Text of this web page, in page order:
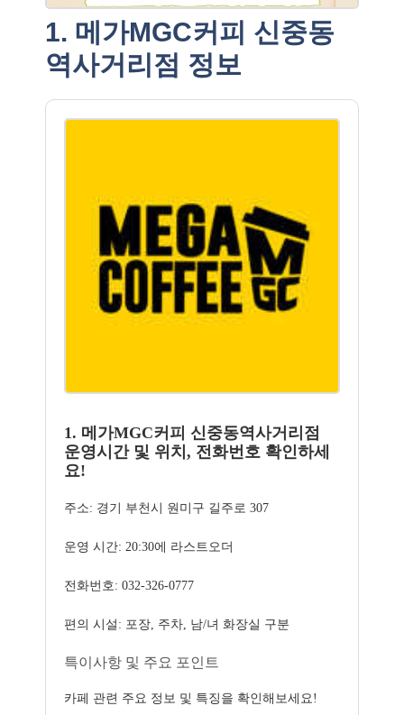
1. 메가MGC커피 신중동
역사거리점 정보
1. 메가MGC커피 신중동역사거리점
운영시간 및 위치, 전화번호 확인하세
요!
주소: 경기 부천시 원미구 길주로 307
운영 시간: 20:30에 라스트오더
전화번호: 032-326-0777
편의 시설: 포장, 주차, 남/녀 화장실 구분
특이사항 및 주요 포인트
카페 관련 주요 정보 및 특징을 확인해보세요!